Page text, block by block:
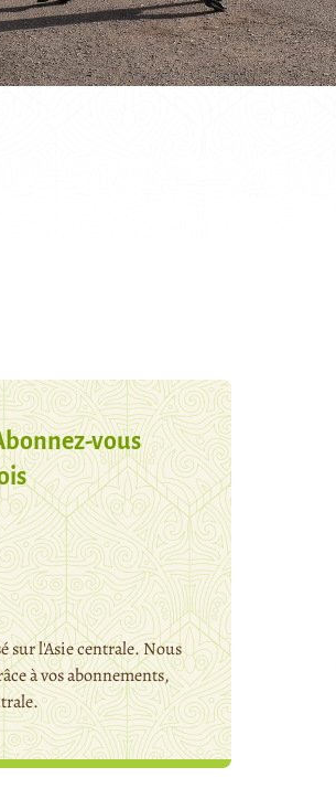
vous
sur l'Asie centrale. Nous
à vos abonnements,